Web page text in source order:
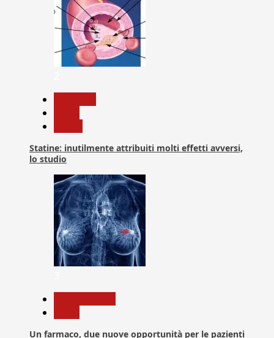
Statine: inutilmente attribuiti molti effetti avversi,
lo studio
Un farmaco, due nuove opportunità per le pazienti